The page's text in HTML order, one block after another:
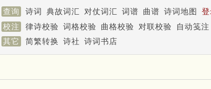
查询 诗词 典故词汇 对仗词汇 词谱 曲谱 诗词地图
校注 律诗校验 词格校验 曲格校验 对联校验
自动笺注
其它 简繁转换 诗社 诗词书店